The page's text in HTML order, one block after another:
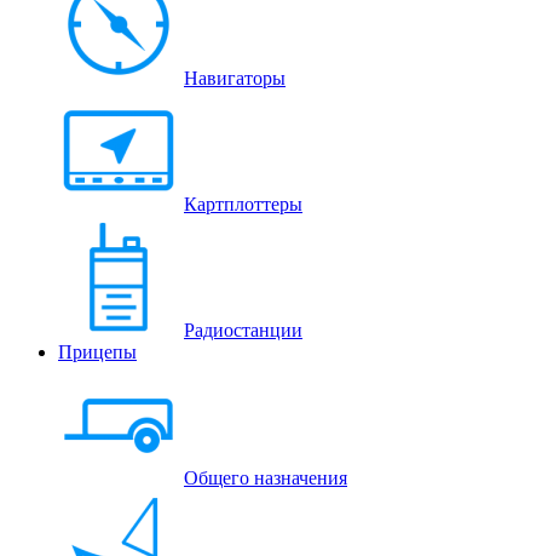
Навигаторы
Картплоттеры
Радиостанции
Прицепы
Общего назначения